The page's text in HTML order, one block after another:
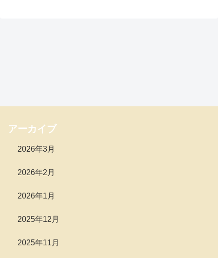
アーカイブ
2026年3月
2026年2月
2026年1月
2025年12月
2025年11月